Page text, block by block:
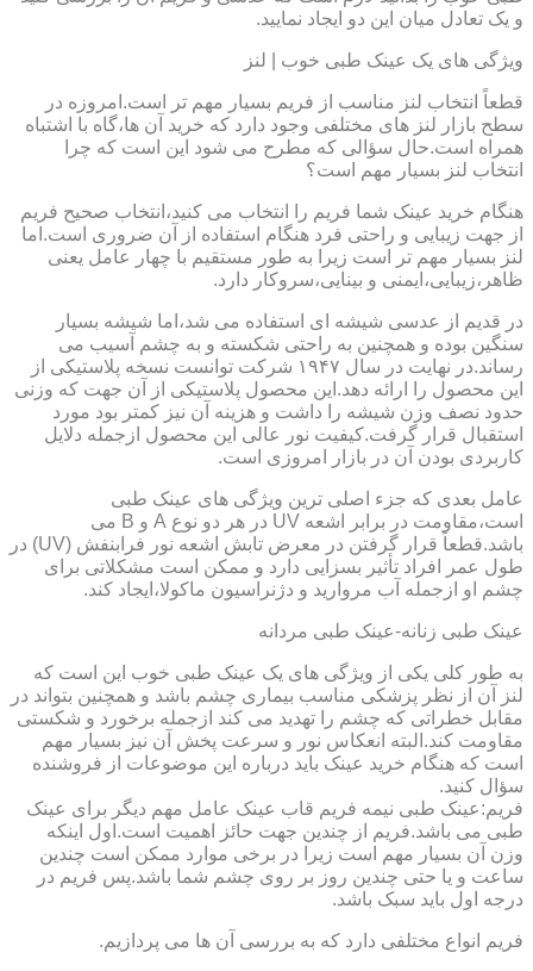
و یک تعادل میان این دو ایجاد نمایید.
ویژگی های یک عینک طبی خوب | لنز
قطعاً انتخاب لنز مناسب از فریم بسیار مهم تر است.امروزه در
سطح بازار لنز های مختلفی وجود دارد که خرید آن ها،گاه با اشتباه
همراه است.حال سؤالی که مطرح می شود این است که چرا
انتخاب لنز بسیار مهم است؟
هنگام خرید عینک شما فریم را انتخاب می کنید،انتخاب صحیح فریم
از جهت زیبایی و راحتی فرد هنگام استفاده از آن ضروری است.اما
لنز بسیار مهم تر است زیرا به طور مستقیم با چهار عامل یعنی
ظاهر،زیبایی،ایمنی و بینایی،سروکار دارد.
در قدیم از عدسی شیشه ای استفاده می شد،اما شیشه بسیار
سنگین بوده و همچنین به راحتی شکسته و به چشم آسیب می
رساند.در نهایت در سال ۱۹۴۷ شرکت توانست نسخه پلاستیکی از
این محصول را ارائه دهد.این محصول پلاستیکی از آن جهت که وزنی
حدود نصف وزن شیشه را داشت و هزینه آن نیز کمتر بود مورد
استقبال قرار گرفت.کیفیت نور عالی این محصول ازجمله دلایل
کاربردی بودن آن در بازار امروزی است.
عامل بعدی که جزء اصلی ترین ویژگی های عینک طبی
است،مقاومت در برابر اشعه UV در هر دو نوع A و B می
باشد.قطعاً قرار گرفتن در معرض تابش اشعه نور فرابنفش (UV) در
طول عمر افراد تأثیر بسزایی دارد و ممکن است مشکلاتی برای
چشم او ازجمله آب مروارید و دژنراسیون ماکولا،ایجاد کند.
عینک طبی زنانه-عینک طبی مردانه
به طور کلی یکی از ویژگی های یک عینک طبی خوب این است که
لنز آن از نظر پزشکی مناسب بیماری چشم باشد و همچنین بتواند در
مقابل خطراتی که چشم را تهدید می کند ازجمله برخورد و شکستی
مقاومت کند.البته انعکاس نور و سرعت پخش آن نیز بسیار مهم
است که هنگام خرید عینک باید درباره این موضوعات از فروشنده
سؤال کنید.
فریم:عینک طبی نیمه فریم قاب عینک عامل مهم دیگر برای عینک
طبی می باشد.فریم از چندین جهت حائز اهمیت است.اول اینکه
وزن آن بسیار مهم است زیرا در برخی موارد ممکن است چندین
ساعت و یا حتی چندین روز بر روی چشم شما باشد.پس فریم در
درجه اول باید سبک باشد.
فریم انواع مختلفی دارد که به بررسی آن ها می پردازیم.